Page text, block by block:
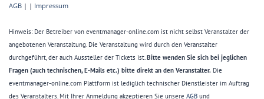
AGB | | Impressum
Hinweis: Der Betreiber von eventmanager-online.com ist nicht selbst Veranstalter der
angebotenen Veranstaltung. Die Veranstaltung wird durch den Veranstalter
durchgeführt, der auch Aussteller der Tickets ist. Bitte wenden Sie sich bei jeglichen
Fragen (auch technischen, E-Mails etc.) bitte direkt an den Veranstalter. Die
eventmanager-online.com Plattform ist lediglich technischer Dienstleister im Auftrag
des Veranstalters. Mit Ihrer Anmeldung akzeptieren Sie unsere AGB und